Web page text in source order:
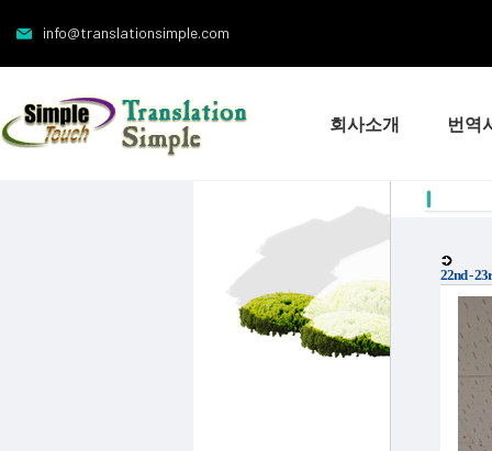
info@translationsimple.com
회사소개 번역
22nd -